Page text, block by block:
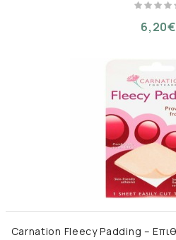
6,20€